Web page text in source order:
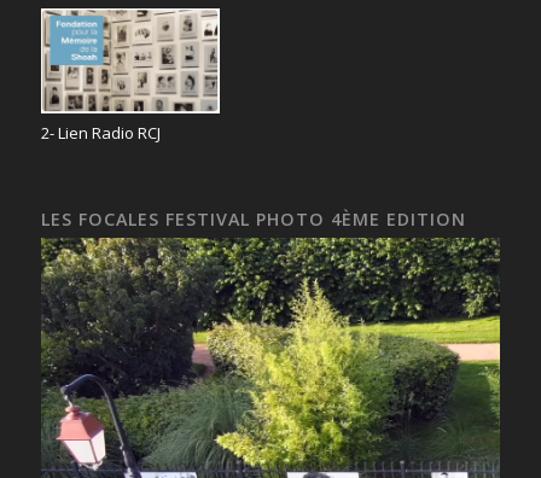
2- Lien Radio RCJ
LES FOCALES FESTIVAL PHOTO 4ÈME EDITION